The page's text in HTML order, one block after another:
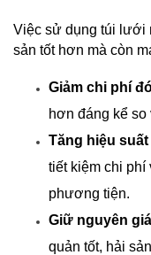
Việc sử dụng túi lưới
sản tốt hơn mà còn
Giảm chi phí
hơn đáng kể
Tăng hiệu
tiết kiệm chi phí
phương tiện.
Giữ nguyên
quản tốt, hải